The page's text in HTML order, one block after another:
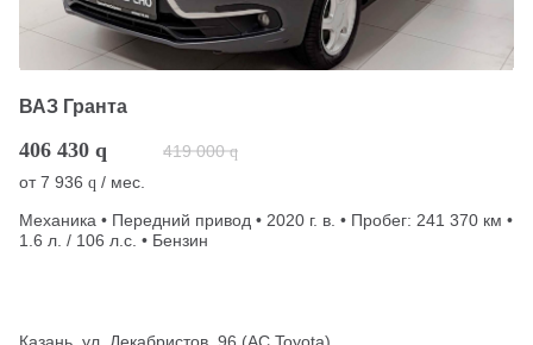
ВАЗ Гранта
406 430 q 419 000 q
от7 936 q / мес.
Механика • Передний привод • 2020 г. в. • Пробег: 241 370 км •
1.6 л. / 106 л.с. • Бензин
Казань, ул. Декабристов, 96 (АС Toyota)